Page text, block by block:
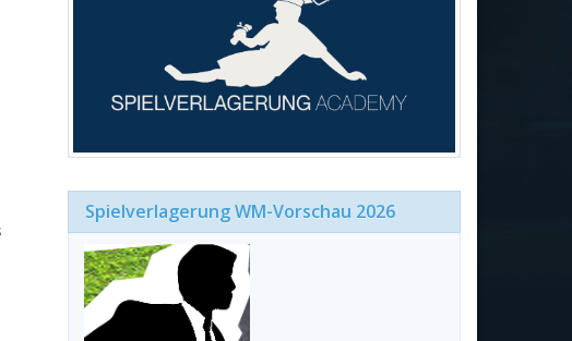
Spielverlagerung WM-Vorschau 2026